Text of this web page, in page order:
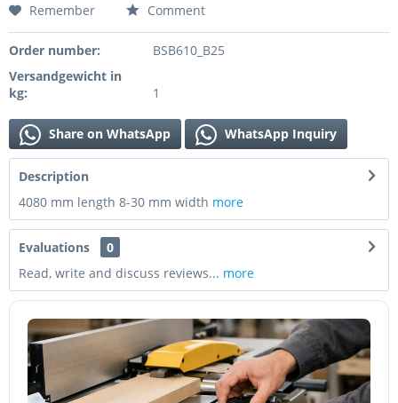
Remember Comment
Order number:
BSB610_B25
Versandgewicht in
kg:
1
Share on WhatsApp WhatsApp Inquiry
Description
4080 mm length 8-30 mm width more
Evaluations
0
Read, write and discuss reviews... more